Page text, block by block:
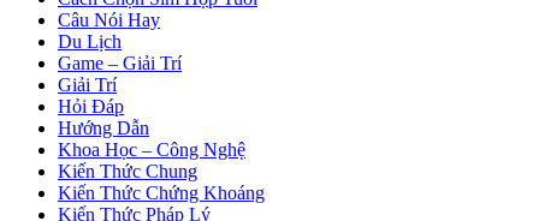
Câu Nói Hay
Du Lịch
Game – Giải Trí
Giải Trí
Hỏi Đáp
Hướng Dẫn
Khoa Học – Công Nghệ
Kiến Thức Chung
Kiến Thức Chứng Khoáng
Kiến Thức Pháp Lý